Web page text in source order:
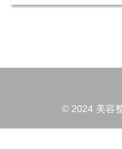
© 2024 美容